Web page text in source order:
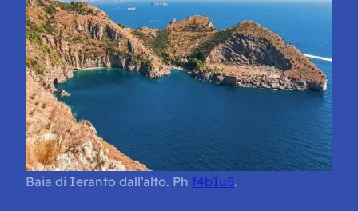
Baia di Ieranto dall’alto. Ph f4b1u5.